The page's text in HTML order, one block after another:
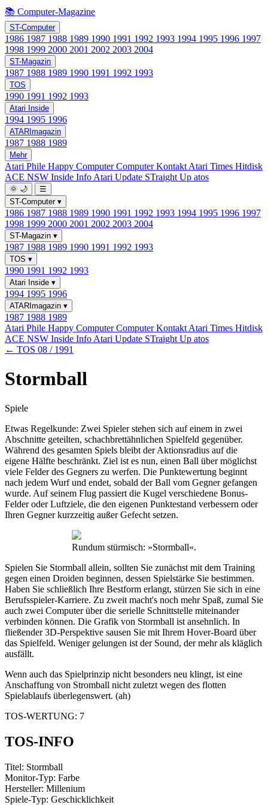
📚 Computer-Magazine
ST-Computer
1986 1987 1988 1989 1990 1991 1992 1993 1994 1995 1996 1997
1998 1999 2000 2001 2002 2003 2004
ST-Magazin
1987 1988 1989 1990 1991 1992 1993
TOS
1990 1991 1992 1993
Atari Inside
1994 1995 1996
ATARImagazin
1987 1988 1989
Mehr
Atari Phile Happy ComputerComputer Kontakt Atari Times Hitdisk
ACE NSW Inside Info Atari Update STraight Up atos
🌞 🌙
☰
ST-Computer ▾
1986 1987 1988 1989 1990 1991 1992 1993 1994 1995 1996 1997
1998 1999 2000 2001 2002 2003 2004
ST-Magazin ▾
1987 1988 1989 1990 1991 1992 1993
TOS ▾
1990 1991 1992 1993
Atari Inside ▾
1994 1995 1996
ATARImagazin ▾
1987 1988 1989
Atari Phile Happy ComputerComputer Kontakt Atari Times Hitdisk
ACE NSW Inside Info Atari Update STraight Up atos
← TOS 08 / 1991
Stormball
Spiele
Etwas Regelkunde: Zwei Spieler stehen sich auf einem in zwei
Abschnitte geteilten, schachbrettähnlichen Spielfeld gegenüber.
Während des gesamten Spiels bleibt der Aktionsradius auf die
eigene Hälfte beschränkt. Ziel ist es nun, einen Ball über möglichst
viele Felder des Gegners zu werfen. Die Punktewertung beginnt
nach jedem Wurf und endet, sobald der Ball vom Gegner gefangen
wurde. Auf seinem Flug passiert die Kugel verschiedene Bonus-
Felder oder Luftziele, die den eigenen Punktestand verbessern oder
Ihren Gegner kurzzeitig außer Gefecht setzen.
Rundum stürmisch: »Stormball«.
Spielen Sie Stormball allein, sollten Sie zunächst mit dem Training
gegen einen Droiden beginnen, dessen Spielstärke Sie bestimmen.
Haben Sie schließlich Ihre Bestform erlangt, stürzen Sie sich in eine
Berufsspieler-Karriere. Zu zweit macht's noch mehr Spaß, zumal Sie
auch zwei Computer über die serielle Schnittstelle miteinander
verbinden können. Die Grafik von Stormball ist ansehnlich. In
fließender 3D-Perspektive sausen Sie mit Ihrem Hover-Board über
das Spielfeld. Weniger gelungen ist der Sound, der mehr als kläglich
ausfällt.
Wenn auch das Spielprinzip nicht besonders neu klingt, ist eine
Anschaffung von Stromball nicht zuletzt wegen des flotten
Spielablaufs überlegenswert. (ah)
TOS-WERTUNG: 7
TOS-INFO
Titel: Stormball
Monitor-Typ: Farbe
Hersteller: Millenium
Spiele-Typ: Geschicklichkeit